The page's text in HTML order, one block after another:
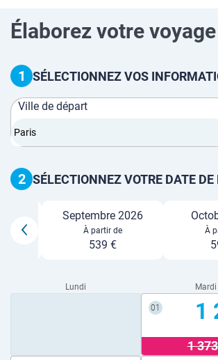
Élaborez votre voyage
1 SÉLECTIONNEZ VOS
Ville de départ
2 SÉLECTIONNEZ VOTRE DATE DE
Septembre 2026
À partir de
539 €
À
Lundi Mardi
01 1
1